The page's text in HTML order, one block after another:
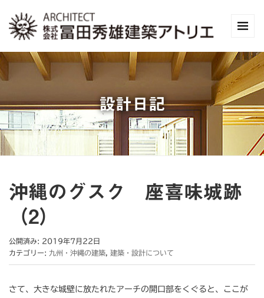
設計日記
沖縄のグスク 座喜味城跡
（2）
公開済み: 2019年7月22日
カテゴリー: 九州・沖縄の建築 建築・設計について
さて、大きな城壁に放たれたアーチの開口部をくぐると、ここが